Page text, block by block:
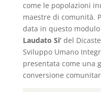
come le popolazioni
maestre di comunità.
data in questo
Laudato Si’del
Sviluppo Umano
presentata come una
conversione